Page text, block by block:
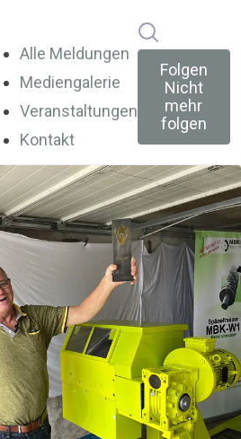
Alle Meldungen
Mediengalerie
Veranstaltungen
Kontakt
Folgen
Nicht
mehr
folgen